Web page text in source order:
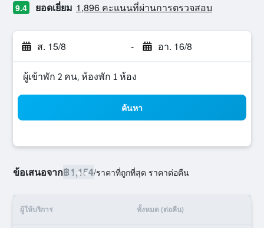
9.4 ยอดเยี่ยม 1,896 คะแนนที่ผ่านการตรวจสอบ
ส. 15/8 - อา. 16/8
ผู้เข้าพัก 2 คน, ห้องพัก 1 ห้อง
ค้นหา
ข้อเสนอจาก฿1,154/ราคาที่ถูกที่สุด ราคาต่อคืน
ผู้ให้บริการ ทั้งหมด (ต่อคืน)